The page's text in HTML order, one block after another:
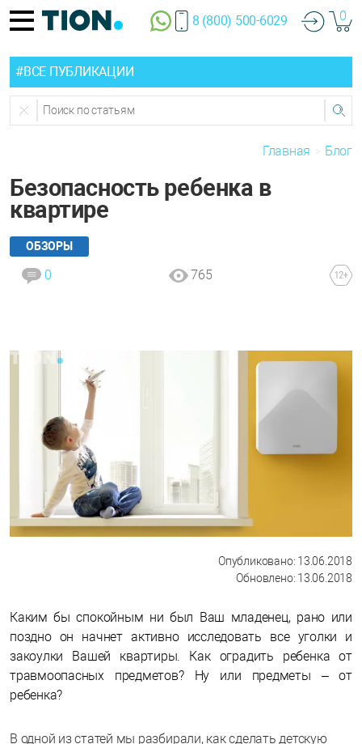
8 (800) 500-6029 0
#ВСЕ ПУБЛИКАЦИИ
Главная Блог
Безопасность ребенка в
квартире
ОБЗОРЫ
0 765
Опубликовано: 13.06.2018
Обновлено: 13.06.2018
Каким бы спокойным ни был Ваш младенец, рано или
поздно он начнет активно исследовать все уголки и
закоулки Вашей квартиры. Как оградить ребенка от
травмоопасных предметов? Ну или предметы – от
ребенка?
В одной из статей мы разбирали, как сделать детскую